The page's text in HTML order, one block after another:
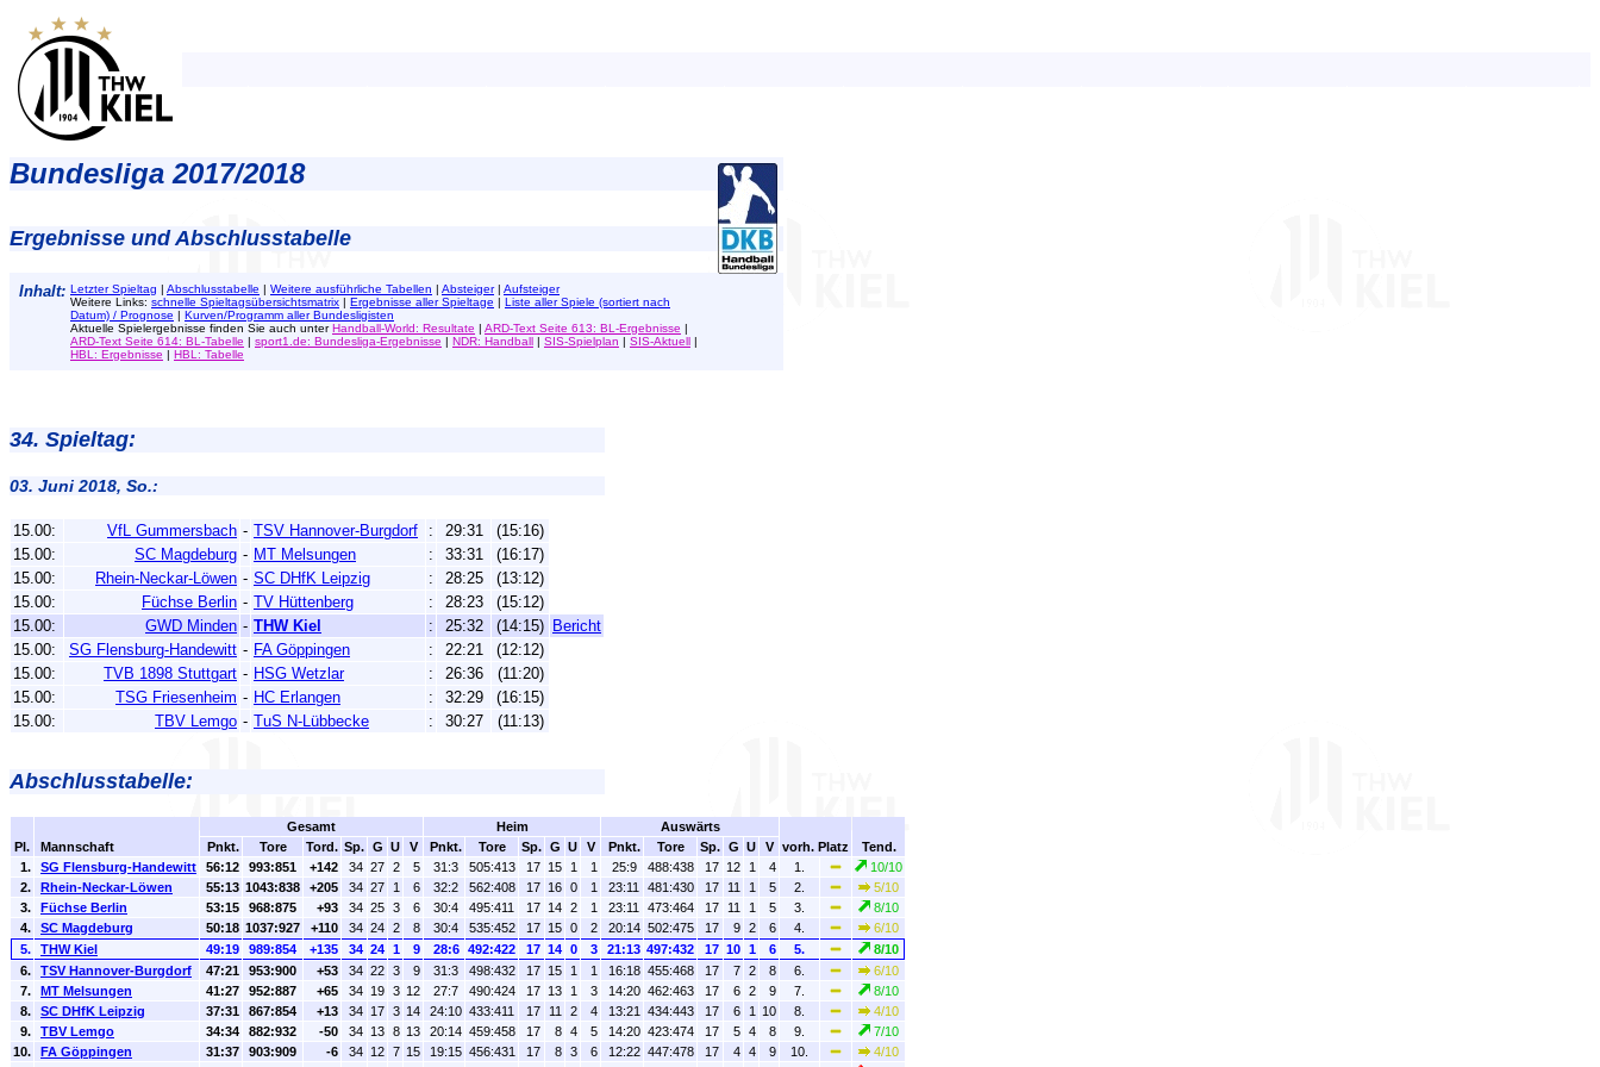
Bundesliga 2017/2018
Ergebnisse und Abschlusstabelle
Inhalt: Letzter Spieltag | Abschlusstabelle | Weitere ausführliche Tabellen | Absteiger| Aufsteiger
Weitere Links: schnelle Spieltagsübersichtsmatrix | Ergebnisse aller Spieltage | Liste aller Spiele (sortiert nach
Datum) / Prognose | Kurven/Programm aller Bundesligisten
Aktuelle Spielergebnisse finden Sie auch unterHandball-World: Resultate | ARD-Text Seite 613: BL-Ergebnisse |
ARD-Text Seite 614: BL-Tabelle | sport1.de: Bundesliga-Ergebnisse | NDR: Handball | SIS-Spielplan | SIS-Aktuell |
HBL: Ergebnisse | HBL: Tabelle
34. Spieltag:
03. Juni 2018, So.:
15.00: VfL Gummersbach - TSV Hannover-Burgdorf : 29:31
(15:16)
15.00:
SC Magdeburg - MT Melsungen : 33:31
(16:17)
15.00:
Rhein-Neckar-Löwen - SC DHfK Leipzig : 28:25
(13:12)
15.00:
Füchse Berlin - TV Hüttenberg : 28:23
(15:12)
15.00:
GWD Minden - THW Kiel : 25:32 (14:15) Bericht
15.00:
SG Flensburg-Handewitt - FA Göppingen : 22:21
(12:12)
15.00:
TVB 1898 Stuttgart - HSG Wetzlar : 26:36
(11:20)
15.00:
TSG Friesenheim - HC Erlangen : 32:29
(16:15)
15.00:
TBV Lemgo - TuS N-Lübbecke : 30:27 (11:13)
Abschlusstabelle:
Pl. Mannschaft
Gesamt Heim
Auswärts
vorh. Platz
Tend.
Pnkt. Tore Tord. Sp. G U V Pnkt. Tore Sp. G U V Pnkt. Tore Sp. G U
V
1.
SG Flensburg-Handewitt 56:12 993:851 +142 34 27 2 5 31:3 505:413 17 15 1 1 25:9 488:438 17 12 1 4 1.
10/10
2.
Rhein-Neckar-Löwen 55:13 1043:838 +205 34 27 1 6 32:2 562:408 17 16 0 1 23:11 481:430 17 11 1 5 2.
5/10
3.
Füchse Berlin 53:15 968:875 +93 34 25 3 6 30:4 495:411 17 14 2 1 23:11 473:464 17 11 1 5 3.
8/10
4.
SC Magdeburg 50:18 1037:927 +110 34 24 2 8 30:4 535:452 17 15 0 2 20:14 502:475 17 9 2 6 4.
6/10
5.
THW Kiel 49:19 989:854 +135 34 24 1 9 28:6 492:422 17 14 0 3 21:13 497:432 17 10 1 6 5.
8/10
6.
TSV Hannover-Burgdorf 47:21 953:900 +53 34 22 3 9 31:3 498:432 17 15 1 1 16:18 455:468 17 7 2 8 6.
6/10
7.
MT Melsungen 41:27 952:887 +65 34 19 3 12 27:7 490:424 17 13 1 3 14:20 462:463 17 6 2 9 7.
8/10
8.
SC DHfK Leipzig 37:31 867:854 +13 34 17 3 14 24:10 433:411 17 11 2 4 13:21 434:443 17 6 1 10 8.
4/10
9.
TBV Lemgo 34:34 882:932 -50 34 13 8 13 20:14 459:458 17 8 4 5 14:20 423:474 17 5 4 8 9.
7/10
10.
FA Göppingen 31:37 903:909 -6 34 12 7 15 19:15 456:431 17 8 3 6 12:22 447:478 17 4 4 9 10.
4/10